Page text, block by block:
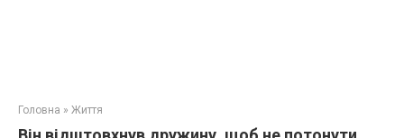
Головна » Життя